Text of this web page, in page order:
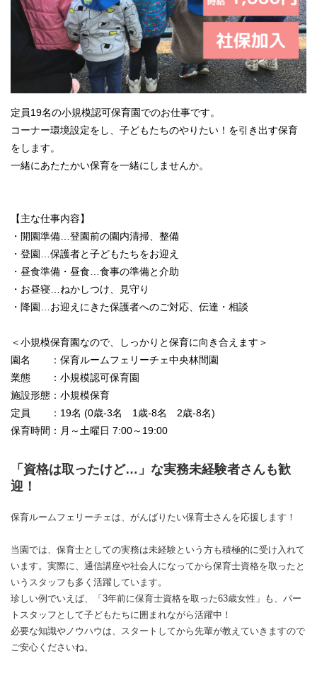
定員19名の小規模認可保育園でのお仕事です。
コーナー環境設定をし、子どもたちのやりたい！を引き出す保育
をします。
一緒にあたたかい保育を一緒にしませんか。
【主な仕事内容】
・開園準備…登園前の園内清掃、整備
・登園…保護者と子どもたちをお迎え
・昼食準備・昼食…食事の準備と介助
・お昼寝…ねかしつけ、見守り
・降園…お迎えにきた保護者へのご対応、伝達・相談
＜小規模保育園なので、しっかりと保育に向き合えます＞
園名 ：保育ルームフェリーチェ中央林間園
業態 ：小規模認可保育園
施設形態：小規模保育
定員 ：19名 (0歳-3名 1歳-8名 2歳-8名)
保育時間：月～土曜日 7:00～19:00
「資格は取ったけど…」な実務未経験者さんも歓
迎！
保育ルームフェリーチェは、がんばりたい保育士さんを応援します！
当園では、保育士としての実務は未経験という方も積極的に受け入れて
います。実際に、通信講座や社会人になってから保育士資格を取ったと
いうスタッフも多く活躍しています。
珍しい例でいえば、「3年前に保育士資格を取った63歳女性」も、パー
トスタッフとして子どもたちに囲まれながら活躍中！
必要な知識やノウハウは、スタートしてから先輩が教えていきますので
ご安心くださいね。